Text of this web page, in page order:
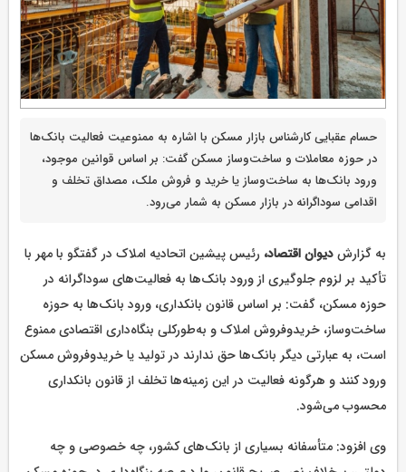
حسام عقبایی کارشناس بازار مسکن با اشاره به ممنوعیت فعالیت بانک‌ها
در حوزه معاملات و ساخت‌وساز مسکن گفت: بر اساس قوانین موجود،
ورود بانک‌ها به ساخت‌وساز یا خرید و فروش ملک، مصداق تخلف و
اقدامی سوداگرانه در بازار مسکن به شمار می‌رود.
به گزارشدیوان اقتصاد، رئیس پیشین اتحادیه املاک در گفتگو با مهر با
تأکید بر لزوم جلوگیری از ورود بانک‌ها به فعالیت‌های سوداگرانه در
حوزه مسکن، گفت: بر اساس قانون بانکداری، ورود بانک‌ها به حوزه
ساخت‌وساز، خریدوفروش املاک و به‌طورکلی بنگاه‌داری اقتصادی ممنوع
است، به عبارتی دیگر بانک‌ها حق ندارند در تولید یا خریدوفروش مسکن
ورود کنند و هرگونه فعالیت در این زمینه‌ها تخلف از قانون بانکداری
محسوب می‌شود.
وی افزود: متأسفانه بسیاری از بانک‌های کشور، چه خصوصی و چه